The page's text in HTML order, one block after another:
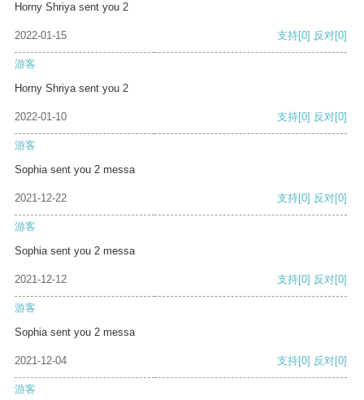
Horny Shriya sent you 2
2022-01-15 支持[0] 反对[0]
游客
Horny Shriya sent you 2
2022-01-10 支持[0] 反对[0]
游客
Sophia sent you 2 messa
2021-12-22 支持[0] 反对[0]
游客
Sophia sent you 2 messa
2021-12-12 支持[0] 反对[0]
游客
Sophia sent you 2 messa
2021-12-04 支持[0] 反对[0]
游客